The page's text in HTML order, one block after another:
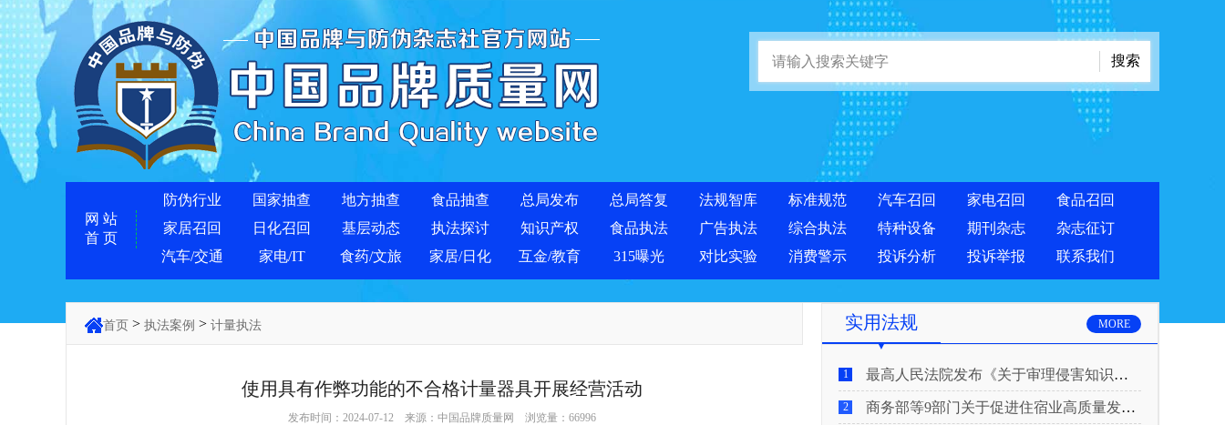
网 站
首 页
防伪行业 国家抽查 地方抽查 食品抽查 总局发布 总局答复 法规智库 标准规范 汽车召回 家电召回
食品召回
家居召回
日化召回 基层动态 执法探讨 知识产权 食品执法 广告执法 综合执法 特种设备 期刊杂志
杂志征订
汽车/交通
家电/IT 食药/文旅 家居/日化 互金/教育 315曝光 对比实验 消费警示 投诉分析 投诉举报 联系我们
首页 > 执法案例 > 计量执法
使用具有作弊功能的不合格计量器具开展经营活动
发布时间：2024-07-12 来源： 中国品牌质量网 浏览量： 66996
实用法规 MORE
1 最高人民法院发布《关于审理侵害知识产权民事纠纷案件适用惩罚性赔偿的解释》
2 商务部等9部门关于促进住宿业高质量发展的指导意见